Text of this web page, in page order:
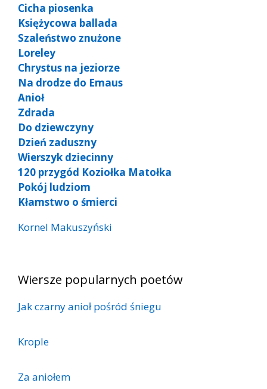
Cicha piosenka
Księżycowa ballada
Szaleństwo znużone
Loreley
Chrystus na jeziorze
Na drodze do Emaus
Anioł
Zdrada
Do dziewczyny
Dzień zaduszny
Wierszyk dziecinny
120 przygód Koziołka Matołka
Pokój ludziom
Kłamstwo o śmierci
Kornel Makuszyński
Wiersze popularnych poetów
Jak czarny anioł pośród śniegu
Krople
Za aniołem